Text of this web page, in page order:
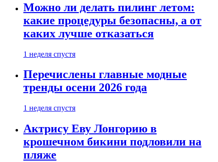
Можно ли делать пилинг летом:
какие процедуры безопасны, а от
каких лучше отказаться
1 неделя спустя
Перечислены главные модные
тренды осени 2026 года
1 неделя спустя
Актрису Еву Лонгорию в
крошечном бикини подловили на
пляже